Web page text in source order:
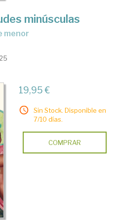
minúsculas
menor
19,95 €
Sin Stock. Disponible en
7/10 días.
COMPRAR